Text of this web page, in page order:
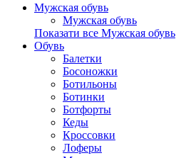
Мужская обувь
Мужская обувь
Показати все Мужская обувь
Обувь
Балетки
Босоножки
Ботильоны
Ботинки
Ботфорты
Кеды
Кроссовки
Лоферы